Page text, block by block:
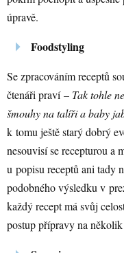
úpravě.
Foodstyling
Se zpracováním receptů
čtenáři praví – Tak tohle
šmouhy na talíři a baby
k tomu ještě starý dobrý
nesouvisí se recepturou a
u popisu receptů ani tady
podobného výsledku v
každý recept má svůj
postup přípravy na